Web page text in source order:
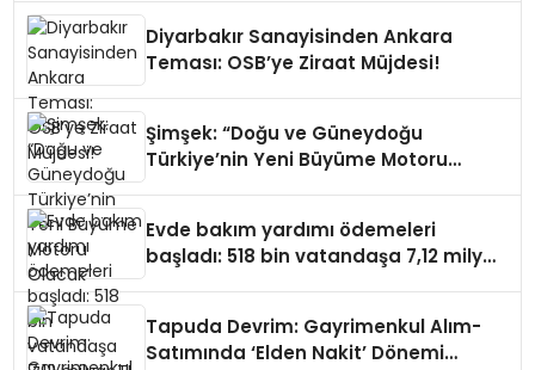
Diyarbakır Sanayisinden Ankara
Teması: OSB’ye Ziraat Müjdesi!
Şimşek: “Doğu ve Güneydoğu
Türkiye’nin Yeni Büyüme Motoru
Evde bakım yardımı ödemeleri
başladı: 518 bin vatandaşa 7,12 milyar
Tapuda Devrim: Gayrimenkul Alım-
Satımında ‘Elden Nakit’ Dönemi